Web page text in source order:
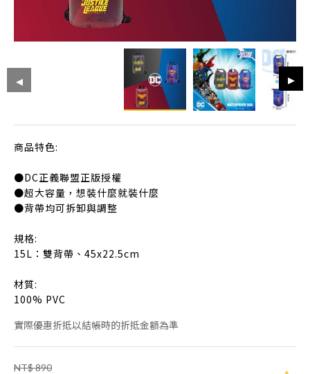
商品特色:
●DC正義聯盟正版授權
●超大容量，想裝什麼就裝什麼
●背帶均可拆卸與調整
規格:
15L：雙背帶、45x22.5cm
材質:
100% PVC
實際優惠折抵以結帳時的折抵金額為準
NT$ 890